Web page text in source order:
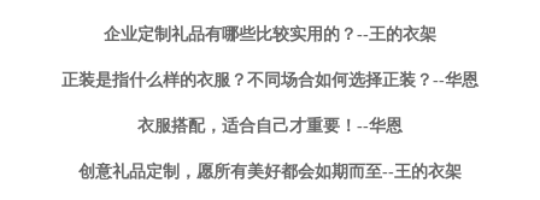
企业定制礼品有哪些比较实用的？--王的衣架
正装是指什么样的衣服？不同场合如何选择正装？--华恩
衣服搭配，适合自己才重要！--华恩
创意礼品定制，愿所有美好都会如期而至--王的衣架